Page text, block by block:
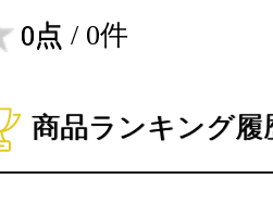
0点 / 0件
商品ランキング履